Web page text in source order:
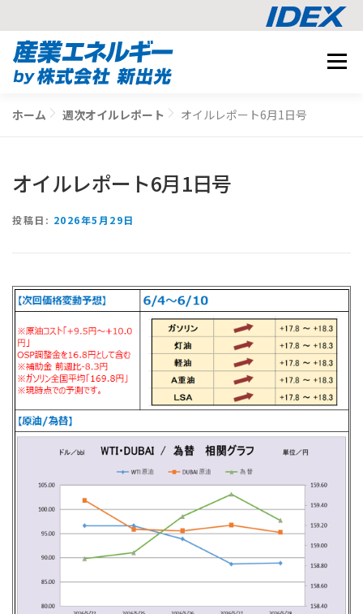
メニ
BUSINESS
ナレッジ
CO2削減シミュレーション
相談する
ホーム 週次オイルレポート オイルレポート6月1日号
オイルレポート6月1日号
投稿日: 2026年5月29日